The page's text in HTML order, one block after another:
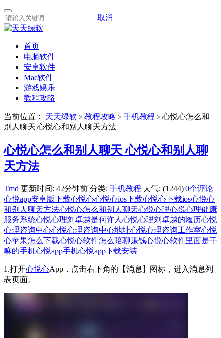
取消
首页
电脑软件
安卓软件
Mac软件
游戏娱乐
教程攻略
当前位置： 天天绿软 > 教程攻略 > 手机教程 > 心悦心怎么和
别人聊天 心悦心和别人聊天方法
心悦心怎么和别人聊天 心悦心和别人聊
天方法
Tmd 更新时间: 42分钟前 分类: 手机教程 人气: (1244) 0个评论
心悦app安卓版下载心悦心心悦心ios下载心悦心下载ios心悦心
和别人聊天方法心悦心怎么和别人聊天心悦心理心悦心理健康
服务系统心悦心理刘卓越是何许人 心悦心理刘卓越的履历心悦
心理咨询中心心悦心理咨询中心地址心悦心理咨询工作室心悦
心苹果怎么下载心悦心软件怎么陪聊赚钱心悦心软件里面是干
嘛的手机心悦app手机心悦app下载安装
1.打开心悦心App，点击右下角的【消息】图标，进入消息列
表页面。